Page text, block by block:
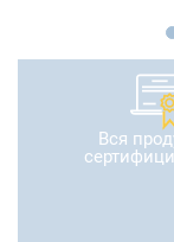
Вся